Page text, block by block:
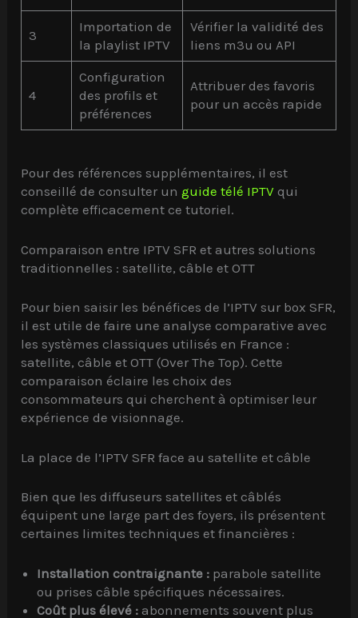
3
Importation de
la playlist IPTV
Vérifier la validité des
liens m3u ou API
4
Configuration
des profils et
préférences
Attribuer des favoris
pour un accès rapide
Pour des références supplémentaires, il est
conseillé de consulter unguide télé IPTV qui
complète efficacement ce tutoriel.
Comparaison entre IPTV SFR et autres solutions
traditionnelles : satellite, câble et OTT
Pour bien saisir les bénéfices de l’IPTV sur box SFR,
il est utile de faire une analyse comparative avec
les systèmes classiques utilisés en France :
satellite, câble et OTT (Over The Top). Cette
comparaison éclaire les choix des
consommateurs qui cherchent à optimiser leur
expérience de visionnage.
La place de l’IPTV SFR face au satellite et câble
Bien que les diffuseurs satellites et câblés
équipent une large part des foyers, ils présentent
certaines limites techniques et financières :
Installation contraignante : parabole satellite
ou prises câble spécifiques nécessaires.
Coût plus élevé : abonnements souvent plus